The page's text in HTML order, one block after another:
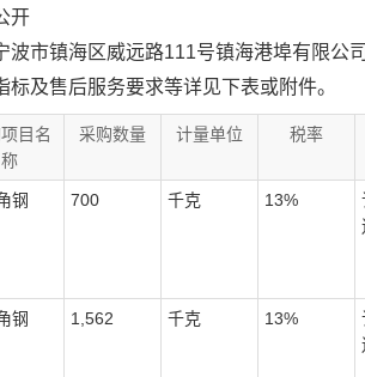
开
波市镇海区威远路111号镇海港埠有限公
标及售后服务要求等详见下表或附件。
目名
称
采购数量 计量单位 税率
钢 700 千克 13%
钢 1,562 千克 13%